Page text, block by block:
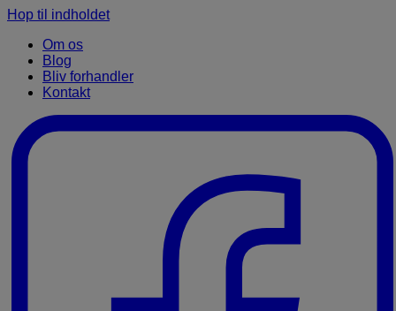
Hop til indholdet
Om os
Blog
Bliv forhandler
Kontakt